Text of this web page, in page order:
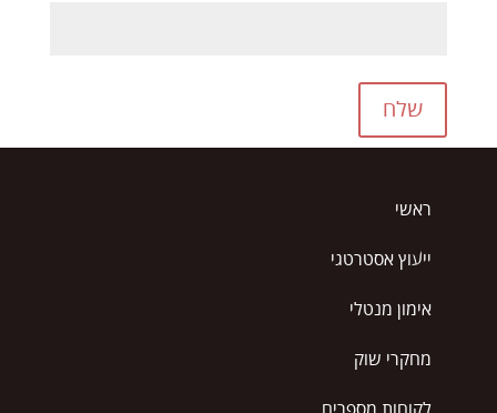
שלח
ראשי
ייעוץ אסטרטגי
אימון מנטלי
מחקרי שוק